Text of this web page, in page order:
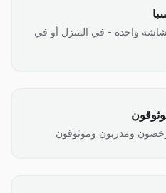
واحدة - في المنزل أو في
ومدربون وموثوقون